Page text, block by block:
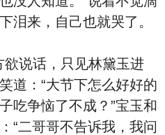
泪来，自己也就哭了。
说话，只见林黛玉进
道：“大节下怎么好好的
吃争恼了不成？”宝玉和
“二哥哥不告诉我，我问